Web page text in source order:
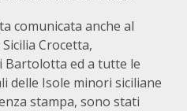
comunicata anche al
Crocetta,
Bartolotta ed a tutte le
delle Isole minori siciliane
stampa, sono stati